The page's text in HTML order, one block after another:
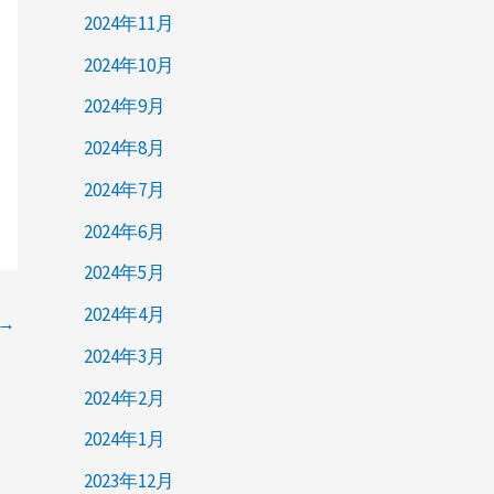
2024年11月
2024年10月
2024年9月
2024年8月
2024年7月
2024年6月
2024年5月
2024年4月
2024年3月
2024年2月
2024年1月
2023年12月